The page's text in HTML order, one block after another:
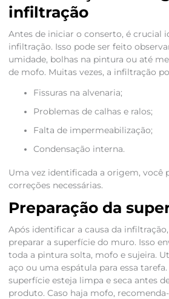
infiltração
Antes de iniciar o conserto, é crucial
infiltração. Isso pode ser feito
umidade, bolhas na pintura ou até
de mofo. Muitas vezes, a infiltração
Fissuras na alvenaria;
Problemas de calhas e ralos;
Falta de impermeabilização;
Condensação interna.
Uma vez identificada a origem, você
correções necessárias.
Preparação da
Após identificar a causa da
preparar a superfície do muro. Isso
toda a pintura solta, mofo e sujeira.
aço ou uma espátula para essa
superfície esteja limpa e seca antes
produto. Caso haja mofo,